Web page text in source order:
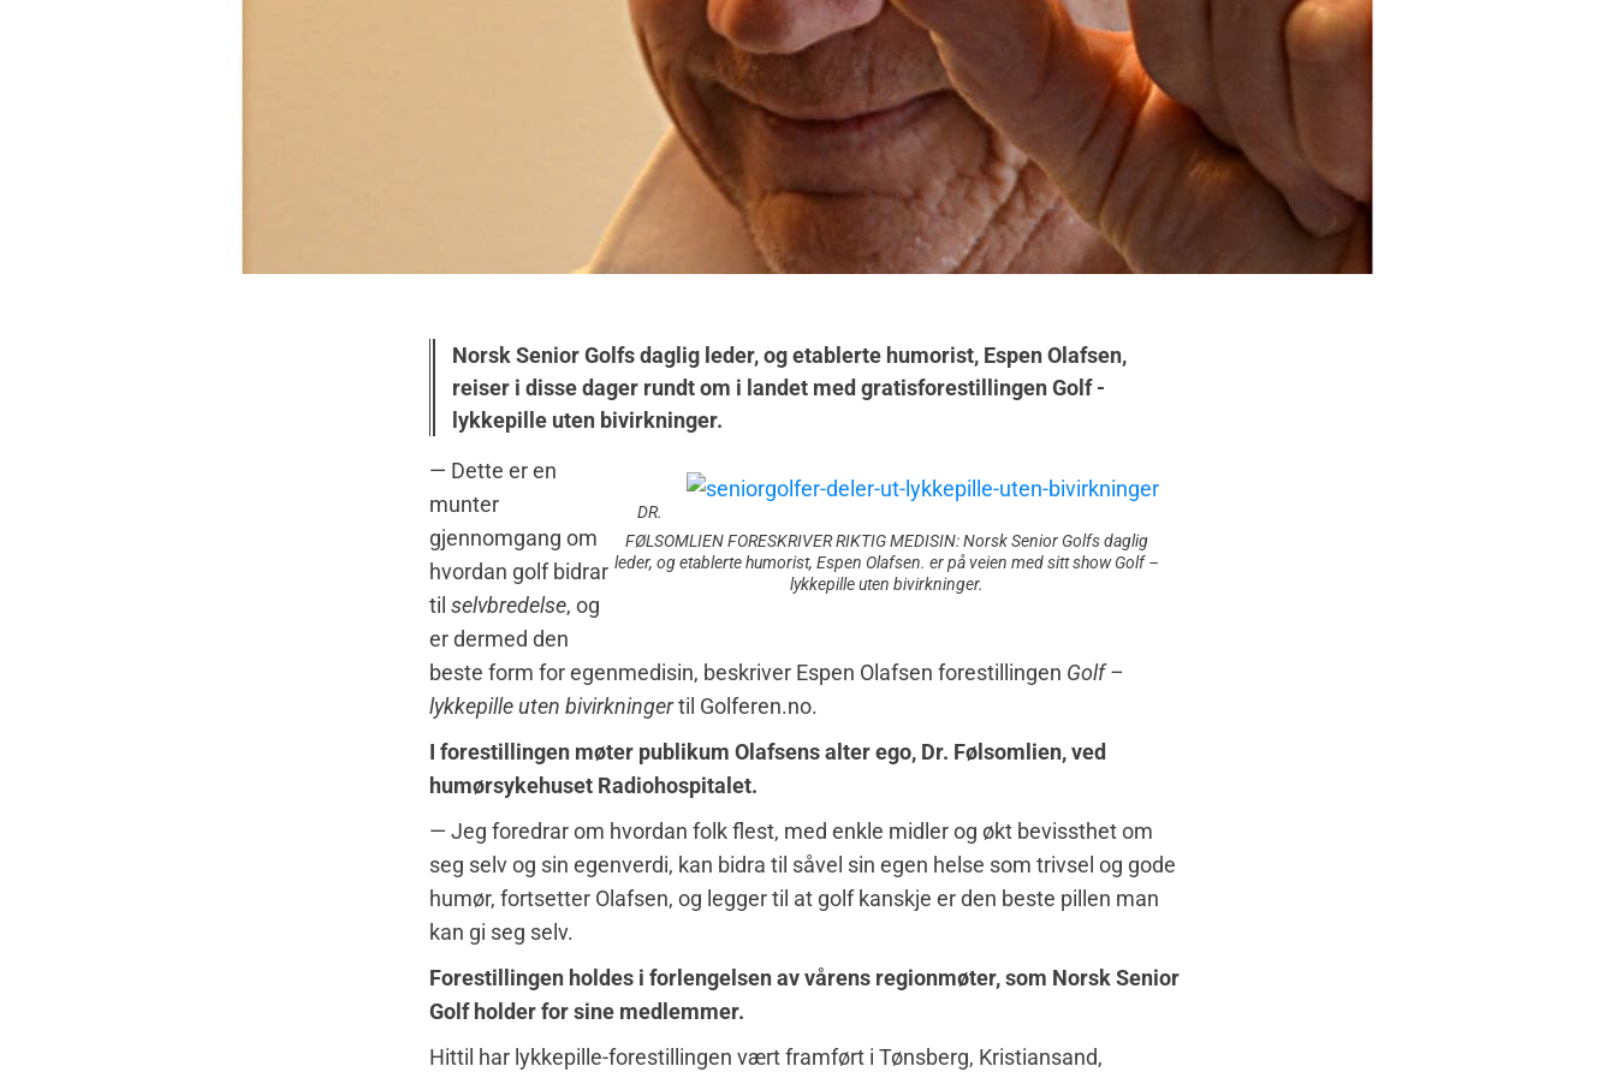
Norsk Senior Golfs daglig leder, og etablerte humorist, Espen Olafsen,
reiser i disse dager rundt om i landet med gratisforestillingen Golf -
lykkepille uten bivirkninger.
DR.
FØLSOMLIEN FORESKRIVER RIKTIG MEDISIN: Norsk Senior Golfs daglig
leder, og etablerte humorist, Espen Olafsen. er på veien med sitt showGolf –
lykkepille uten bivirkninger.
— Dette er en
munter
gjennomgang om
hvordan golf bidrar
til selvbredelse, og
er dermed den
beste form for egenmedisin, beskriver Espen Olafsen forestillingen Golf –
lykkepille uten bivirkningertil Golferen.no.
I forestillingen møter publikum Olafsens alter ego, Dr. Følsomlien, ved
humørsykehuset Radiohospitalet.
— Jeg foredrar om hvordan folk flest, med enkle midler og økt bevissthet om
seg selv og sin egenverdi, kan bidra til såvel sin egen helse som trivsel og gode
humør, fortsetter Olafsen, og legger til at golf kanskje er den beste pillen man
kan gi seg selv.
Forestillingen holdes i forlengelsen av vårens regionmøter, som Norsk Senior
Golf holder for sine medlemmer.
Hittil har lykkepille-forestillingen vært framført i Tønsberg, Kristiansand,